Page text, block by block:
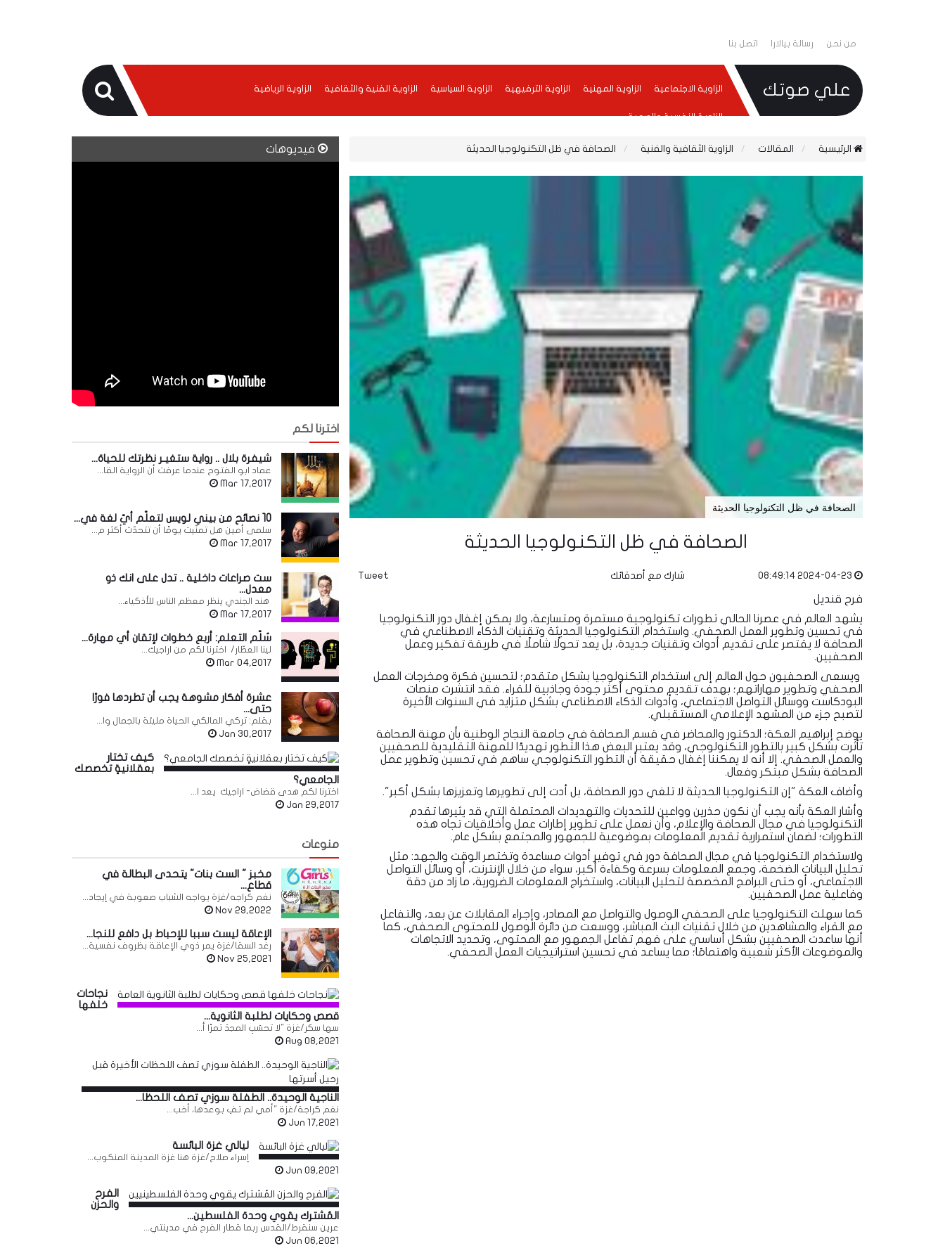
من نحن رسالة بيالارا اتصل بنا
علي صوتك الزاوية الاجتماعية الزاوية المهنية الزاوية الترفيهية الزاوية السياسية الزاوية الفنية والثقافية الزاوية الرياضية
الزاوية النفسية والصحية
الرئيسية المقالات الزاوية الثقافية والفنية الصحافة في ظل التكنولوجيا الحديثة
الصحافة في ظل التكنولوجيا الحديثة
الصحافة في ظل التكنولوجيا الحديثة
2024-04-23 08:49:14 شارك مع أصدقائك Tweet
فرح قنديل
يشهد العالم في عصرنا الحالي تطورات تكنولوجية مستمرة ومتسارعة، ولا يمكن إغفال دور التكنولوجيا
في تحسين وتطوير العمل الصحفي. واستخدام التكنولوجيا الحديثة وتقنيات الذكاء الاصطناعي في
الصحافة لا يقتصر على تقديم أدوات وتقنيات جديدة، بل يعد تحولًا شاملًا في طريقة تفكير وعمل
الصحفيين.
ويسعى الصحفيون حول العالم إلى استخدام التكنولوجيا بشكل متقدم؛ لتحسين فكرة ومخرجات العمل
الصحفي وتطوير مهاراتهم؛ بهدف تقديم محتوى أكثر جودة وجاذبية للقراء. فقد انتشرت منصات
البودكاست ووسائل التواصل الاجتماعي، وأدوات الذكاء الاصطناعي بشكل متزايد في السنوات الأخيرة
لتصبح جزء من المشهد الإعلامي المستقبلي.
يوضح إبراهيم العكة؛ الدكتور والمحاضر في قسم الصحافة في جامعة النجاح الوطنية بأن مهنة الصحافة
تأثرت بشكل كبير بالتطور التكنولوجي، وقد يعتبر البعض هذا التطور تهديدًا للمهنة التقليدية للصحفيين
والعمل الصحفي. إلا أنه لا يمكننا إغفال حقيقة أن التطور التكنولوجي ساهم في تحسين وتطوير عمل
الصحافة بشكل مبتكر وفعال.
وأضاف العكة "إن التكنولوجيا الحديثة لا تلغي دور الصحافة، بل أدت إلى تطويرها وتعزيزها بشكل أكبر".
وأشار العكة بأنه يجب أن نكون حذرين وواعين للتحديات والتهديدات المحتملة التي قد يثيرها تقدم
التكنولوجيا في مجال الصحافة والإعلام، وأن نعمل على تطوير إطارات عمل وأخلاقيات تجاه هذه
التطورات؛ لضمان استمرارية تقديم المعلومات بموضوعية للجمهور والمجتمع بشكل عام.
ولاستخدام التكنولوجيا في مجال الصحافة دور في توفير أدوات مساعدة وتختصر الوقت والجهد: مثل
تحليل البيانات الضخمة، وجمع المعلومات بسرعة وكفاءة أكبر، سواء من خلال الإنترنت، أو وسائل التواصل
الاجتماعي، أو حتى البرامج المخصصة لتحليل البيانات، واستخراج المعلومات الضرورية، ما زاد من دقة
وفاعلية عمل الصحفيين.
كما سهلت التكنولوجيا على الصحفي الوصول والتواصل مع المصادر، وإجراء المقابلات عن بعد، والتفاعل
مع القراء والمشاهدين من خلال تقنيات البث المباشر، ووسعت من دائرة الوصول للمحتوى الصحفي، كما
أنها ساعدت الصحفيين بشكل أساسي على فهم تفاعل الجمهور مع المحتوى، وتحديد الاتجاهات
والموضوعات الأكثر شعبية واهتمامًا؛ مما يساعد في تحسين استراتيجيات العمل الصحفي.
فيديوهات
اخترنا لكم
شيفرة بلال .. رواية ستغيـر نظرتك للحياة...
عماد ابو الفتوح عندما عرفت أن الرواية القا...
Mar 17,2017
10 نصائح من بيني لويس لتعلّم أيّ لغة في...
سلمى أمين هل تمنّيت يومًا أن تتحدّث أكثر م...
Mar 17,2017
ست صراعات داخلية .. تدل على انك ذو
معدل...
هند الجندي ينظر معظم الناس للأذكياء...
Mar 17,2017
سُلّم التعلم: أربع خطوات لإتقان أي مهارة...
لينا العطّار/ اخترنا لكم من اراجيك...
Mar 04,2017
عشرة أفكار مشوهة يجب أن تطردها فورًا
حتى...
بقلم: تركي المالكي الحياة مليئة بالجمال وا...
Jan 30,2017
كيف تختار
بعقلانيةٍ تخصصك
الجامعي؟
اخترنا لكم هدى قضاض- اراجيك يعد ا...
Jan 29,2017
منوعات
مخبز " الست بنات" يتحدى البطالة في
قطاع...
نغم كراجه/غزة يواجه الشباب صعوبة في إيجاد...
Nov 29,2022
الإعاقة ليست سببا للإحباط بل دافع للنجا...
رغد السقا/غزة يمر ذوي الإعاقة بظروف نفسية...
Nov 25,2021
نجاحات
خلفها
قصص وحكايات لطلبة الثانوية...
سها سكر/غزة "لا تحسَبِ المجدَ تمرًا أ...
Aug 08,2021
الناجية الوحيدة.. الطفلة سوزي تصف اللحظا...
نغم كراجة/غزة "أمي لم تفِ بوعدها، أخب...
Jun 17,2021
ليالي غزة البائسة
إسراء صلاح/غزة هنا غزة المدينة المنكوب...
Jun 09,2021
الفرح
والحزن
المُشترك يقوي وحدة الفلسطين...
عرين سنقرط/القدس ربما قطار الفرح في مدينتي...
Jun 06,2021